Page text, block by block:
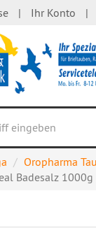
Ihr Konto
Oropharma
Badesalz 1000g